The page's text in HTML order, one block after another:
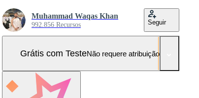
Muhammad Waqas Khan
992.856 Recursos Seguir
Grátis com TesteNão requere atribuição!